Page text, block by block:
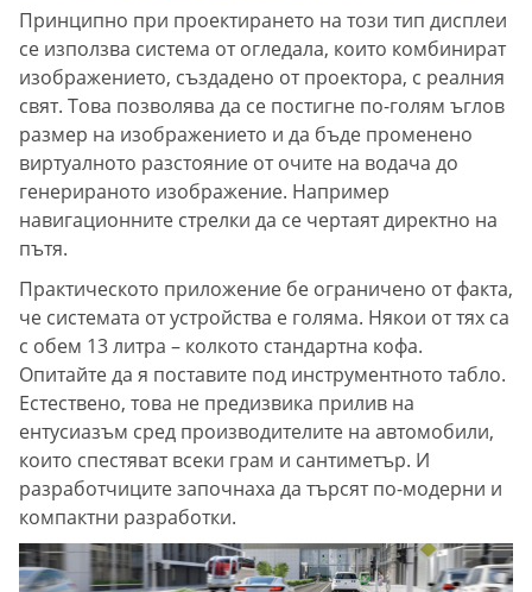
Принципно при проектирането на този тип дисплеи
се използва система от огледала, които комбинират
изображението, създадено от проектора, с реалния
свят. Това позволява да се постигне по-голям ъглов
размер на изображението и да бъде променено
виртуалното разстояние от очите на водача до
генерираното изображение. Например
навигационните стрелки да се чертаят директно на
пътя.
Практическото приложение бе ограничено от факта,
че системата от устройства е голяма. Някои от тях са
с обем 13 литра – колкото стандартна кофа.
Опитайте да я поставите под инструментното табло.
Естествено, това не предизвика прилив на
ентусиазъм сред производителите на автомобили,
които спестяват всеки грам и сантиметър. И
разработчиците започнаха да търсят по-модерни и
компактни разработки.